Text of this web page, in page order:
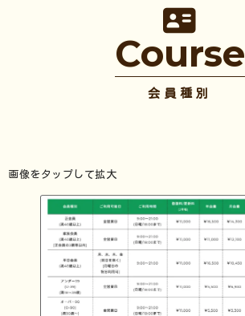
Course
会員種別
画像をタップして拡大